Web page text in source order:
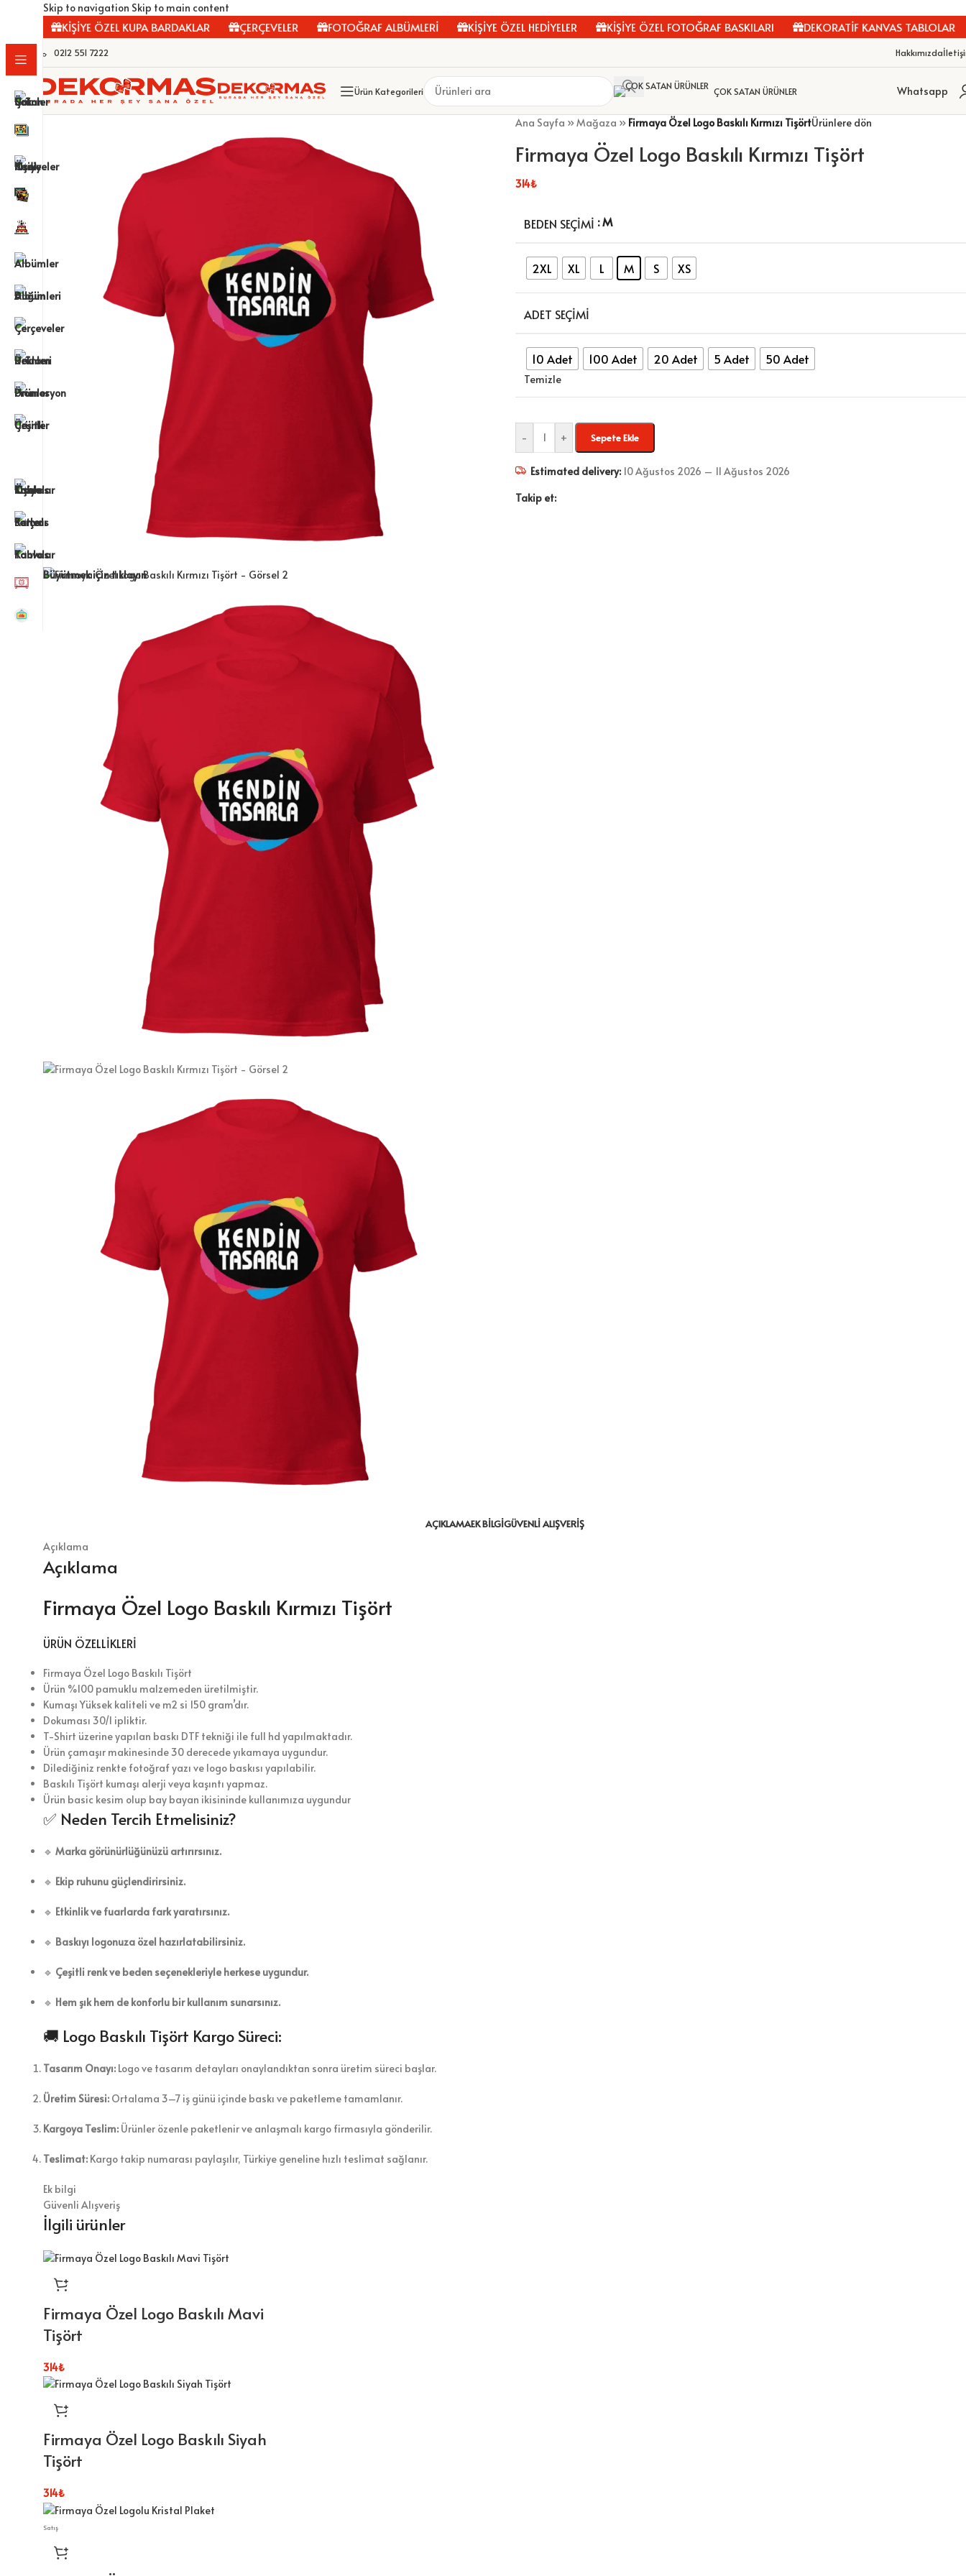
Skip to navigation Skip to main content
KİŞİYE ÖZEL KUPA BARDAKLAR ÇERÇEVELER FOTOĞRAF ALBÜMLERİ KİŞİYE ÖZEL HEDİYELER KİŞİYE ÖZEL FOTOĞRAF BASKILARI DEKORATİF KANVAS TABLOLAR
0212 551 7222 Hakkımızda
Ürün Kategorileri ÇOK SATAN ÜRÜNLER Whatsapp
Büyütmek için tıklayın
Ana Sayfa »Mağaza » Firmaya Özel Logo Baskılı Kırmızı TişörtÜrünlere dön
Firmaya Özel Logo Baskılı Kırmızı Tişört
314₺
BEDEN SEÇIMI : M
2XL XL L M S XS
ADET SEÇIMI
10 Adet 100 Adet 20 Adet 5 Adet 50 Adet
Temizle
- + Sepete Ekle
Estimated delivery: 10 Ağustos 2026 – 11 Ağustos 2026
Takip et:
AÇIKLAMAEK BILGIGÜVENLI ALIŞVERIŞ
Açıklama
Açıklama
Firmaya Özel Logo Baskılı Kırmızı Tişört
ÜRÜN ÖZELLİKLERİ
Firmaya Özel Logo Baskılı Tişört
Ürün %100 pamuklu malzemeden üretilmiştir.
Kumaşı Yüksek kaliteli ve m2 si 150 gram’dır.
Dokuması 30/1 ipliktir.
T-Shirt üzerine yapılan baskı DTF tekniği ile full hd yapılmaktadır.
Ürün çamaşır makinesinde 30 derecede yıkamaya uygundur.
Dilediğiniz renkte fotoğraf yazı ve logo baskısı yapılabilir.
Baskılı Tişört kumaşı alerji veya kaşıntı yapmaz.
Ürün basic kesim olup bay bayan ikisininde kullanımıza uygundur
✅ Neden Tercih Etmelisiniz?
🔹 Marka görünürlüğünüzü artırırsınız.
🔹 Ekip ruhunu güçlendirirsiniz.
🔹 Etkinlik ve fuarlarda fark yaratırsınız.
🔹 Baskıyı logonuza özel hazırlatabilirsiniz.
🔹 Çeşitli renk ve beden seçenekleriyle herkese uygundur.
🔹 Hem şık hem de konforlu bir kullanım sunarsınız.
🚚 Logo Baskılı Tişört Kargo Süreci:
Tasarım Onayı: Logo ve tasarım detayları onaylandıktan sonra üretim süreci başlar.
Üretim Süresi: Ortalama 3–7 iş günü içinde baskı ve paketleme tamamlanır.
Kargoya Teslim: Ürünler özenle paketlenir ve anlaşmalı kargo firmasıyla gönderilir.
Teslimat: Kargo takip numarası paylaşılır, Türkiye geneline hızlı teslimat sağlanır.
Ek bilgi
Güvenli Alışveriş
İlgili ürünler
Firmaya Özel Logo Baskılı Mavi
Tişört
314₺
Firmaya Özel Logo Baskılı Siyah
Tişört
314₺
Satış